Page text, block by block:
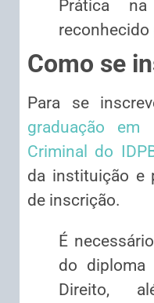
Prática na
reconhecido
Como se
Para se
graduação em
Criminal do
da instituição e
de inscrição.
É
do diploma
Direito,